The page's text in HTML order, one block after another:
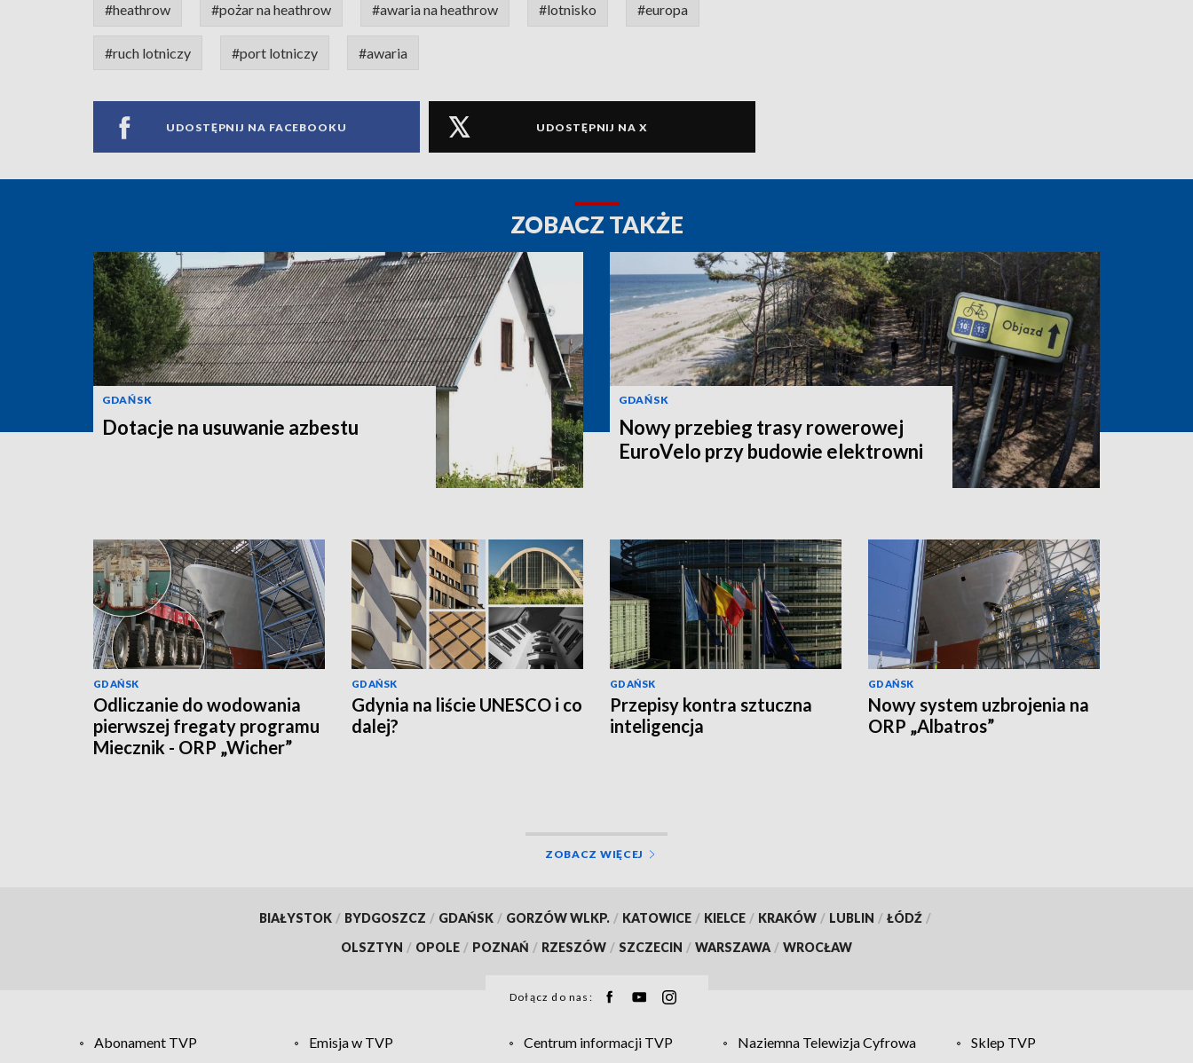
#heathrow #pożar na heathrow #awaria na heathrow #lotnisko #europa
#ruch lotniczy #port lotniczy #awaria
UDOSTĘPNIJ NA FACEBOOKU UDOSTĘPNIJ NA X
ZOBACZ TAKŻE
GDAŃSK
Dotacje na usuwanie azbestu
GDAŃSK
Nowy przebieg trasy rowerowej
EuroVelo przy budowie elektrowni
GDAŃSK
Odliczanie do wodowania
pierwszej fregaty programu
Miecznik - ORP „Wicher”
GDAŃSK
Gdynia na liście UNESCO i co
dalej?
GDAŃSK
Przepisy kontra sztuczna
inteligencja
GDAŃSK
Nowy system uzbrojenia na
ORP „Albatros”
ZOBACZ WIĘCEJ
BIAŁYSTOK / BYDGOSZCZ / GDAŃSK / GORZÓW WLKP. / KATOWICE / KIELCE / KRAKÓW / LUBLIN / ŁÓDŹ /
OLSZTYN / OPOLE / POZNAŃ / RZESZÓW / SZCZECIN / WARSZAWA / WROCŁAW
Dołącz do nas:
Abonament TVP Emisja w TVP Centrum informacji TVP Naziemna Telewizja Cyfrowa
Sklep TVP